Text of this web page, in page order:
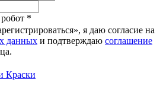
*
я даю согласие на
данных и подтверждаю соглашение
Краски